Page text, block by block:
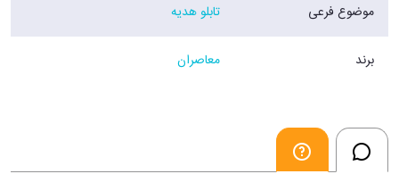
موضوع فرعی تابلو هدیه
برند معاصران